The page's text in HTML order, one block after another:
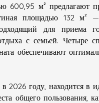
600,95 м² предлагают
площадью 132 м²
для приема
с семьей. Четыре
обеспечивают
2026 году, находится в
общего пользования,